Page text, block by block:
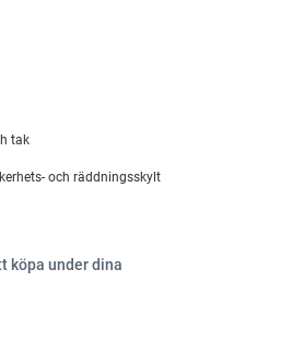
tak
och räddningsskylt
köpa under dina